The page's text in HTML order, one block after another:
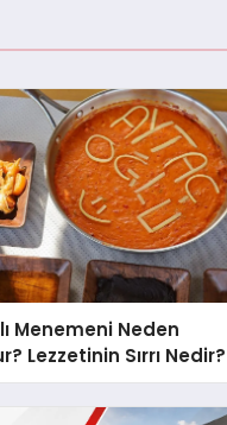
Menemeni Neden
Lezzetinin Sırrı Nedir?